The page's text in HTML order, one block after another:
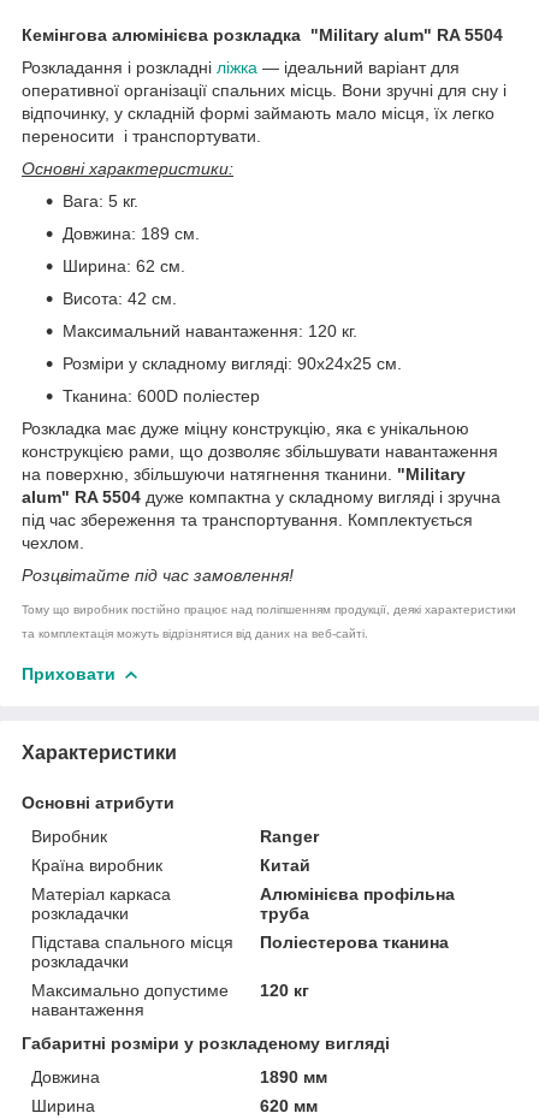
Кемінгова алюмінієва розкладка "Military alum" RA 5504
Розкладання і розкладні ліжка — ідеальний варіант для
оперативної організації спальних місць. Вони зручні для сну і
відпочинку, у складній формі займають мало місця, їх легко
переносити і транспортувати.
Основні характеристики:
Вага: 5 кг.
Довжина: 189 см.
Ширина: 62 см.
Висота: 42 см.
Максимальний навантаження: 120 кг.
Розміри у складному вигляді: 90x24x25 см.
Тканина: 600D поліестер
Розкладка має дуже міцну конструкцію, яка є унікальною
конструкцією рами, що дозволяє збільшувати навантаження
на поверхню, збільшуючи натягнення тканини. "Military
alum" RA 5504 дуже компактна у складному вигляді і зручна
під час збереження та транспортування. Комплектується
чехлом.
Розцвітайте під час замовлення!
Тому що виробник постійно працює над поліпшенням продукції, деякі характеристики
та комплектація можуть відрізнятися від даних на веб-сайті.
Приховати
Характеристики
Основні атрибути
Виробник
Ranger
Країна виробник
Китай
Матеріал каркаса
розкладачки
Алюмінієва профільна
труба
Підстава спального місця
розкладачки
Поліестерова тканина
Максимально допустиме
навантаження
120 кг
Габаритні розміри у розкладеному вигляді
Довжина
1890 мм
Ширина
620 мм